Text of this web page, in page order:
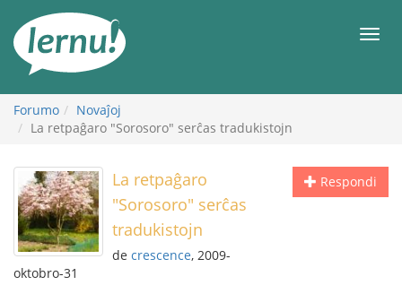
enhavo
Forumo
Novaĵoj
La retpaĝaro "Sorosoro" serĉas tradukistojn
Respondi
La retpaĝaro
"Sorosoro" serĉas
tradukistojn
de crescence, 2009-
oktobro-31